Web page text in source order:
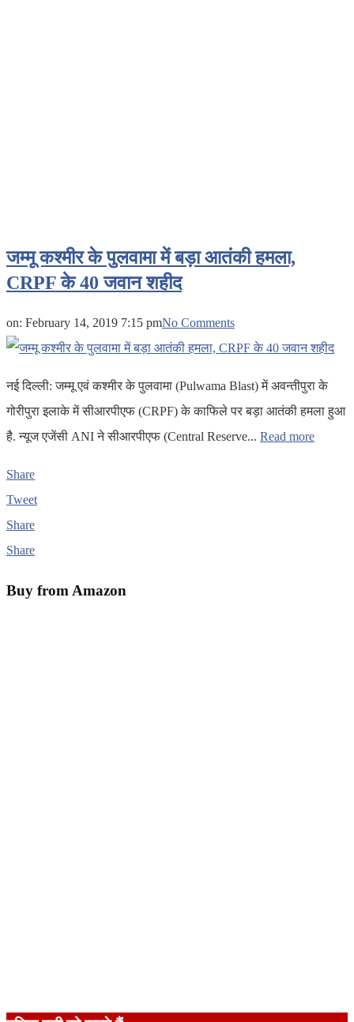
जम्मू कश्मीर के पुलवामा में बड़ा आतंकी हमला,
CRPF के 40 जवान शहीद
on: February 14, 2019 7:15 pmNo Comments
नई दिल्ली: जम्मू एवं कश्मीर के पुलवामा (Pulwama Blast) में अवन्तीपुरा के
गोरीपुरा इलाके में सीआरपीएफ (CRPF) के काफिले पर बड़ा आतंकी हमला हुआ
है. न्यूज एजेंसी ANI ने सीआरपीएफ (Central Reserve... Read more
Share
Tweet
Share
Share
Buy from Amazon